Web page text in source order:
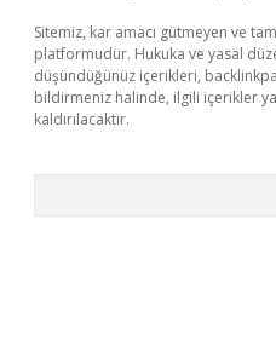
Sitemiz, kar amacı gütmeyen ve
platformudur. Hukuka ve yasal
düşündüğünüz içerikleri,
bildirmeniz halinde, ilgili içerikler
kaldırılacaktır.